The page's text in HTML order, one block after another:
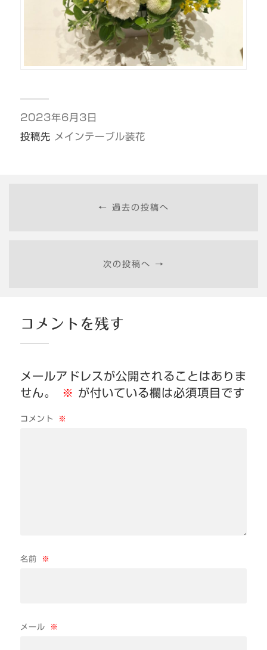
2023年6月3日
投稿先
メインテーブル装花
← 過去の投稿へ
次の投稿へ →
コメントを残す
メールアドレスが公開されることはありま
せん。
※ が付いている欄は必須項目です
コメント ※
名前 ※
メール ※